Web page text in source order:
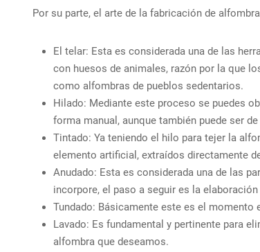
Por su parte, el arte de la fabricación de
El telar: Esta es considerada una de las
con huesos de animales, razón por la que
como alfombras de pueblos sedentarios.
Hilado: Mediante este proceso se puedes
forma manual, aunque también puede ser
Tintado: Ya teniendo el hilo para tejer la
elemento artificial, extraídos directamente
Anudado: Esta es considerada una de las
incorpore, el paso a seguir es la
Tundado: Básicamente este es el
Lavado: Es fundamental y pertinente para
alfombra que deseamos.